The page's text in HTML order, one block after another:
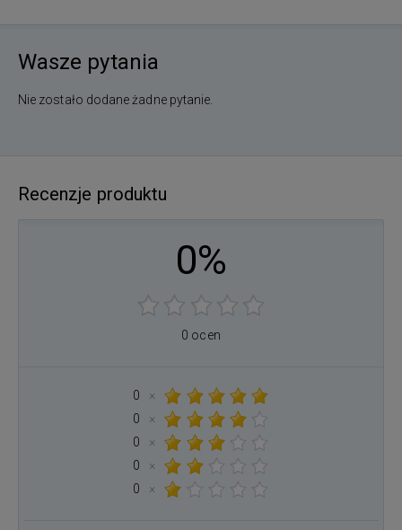
Wasze pytania
Nie zostało dodane żadne pytanie.
Recenzje produktu
0%
0 ocen
0
×
0
×
0
×
0
×
0
×